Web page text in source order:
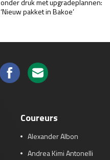
‘Nieuw pakket in Bakoe’
Coureurs
Alexander Albon
Andrea Kimi Antonelli